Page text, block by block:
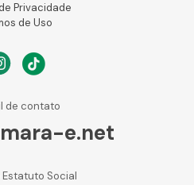
Privacidade
de Uso
de contato
e.net
Social